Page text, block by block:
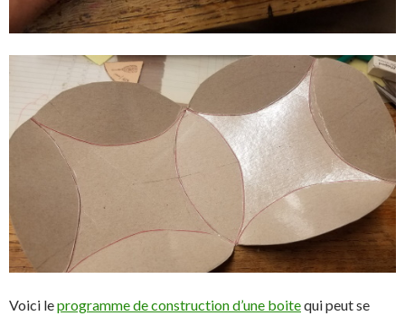
Voici leprogramme de construction d’une boitequi peut se